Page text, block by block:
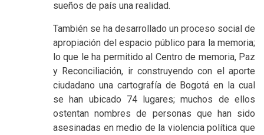
sueños de país una realidad.
También se ha desarrollado un proceso social de
apropiación del espacio público para la memoria;
lo que le ha permitido al Centro de memoria, Paz
y Reconciliación, ir construyendo con el aporte
ciudadano una cartografía de Bogotá en la cual
se han ubicado 74 lugares; muchos de ellos
ostentan nombres de personas que han sido
asesinadas en medio de la violencia política que